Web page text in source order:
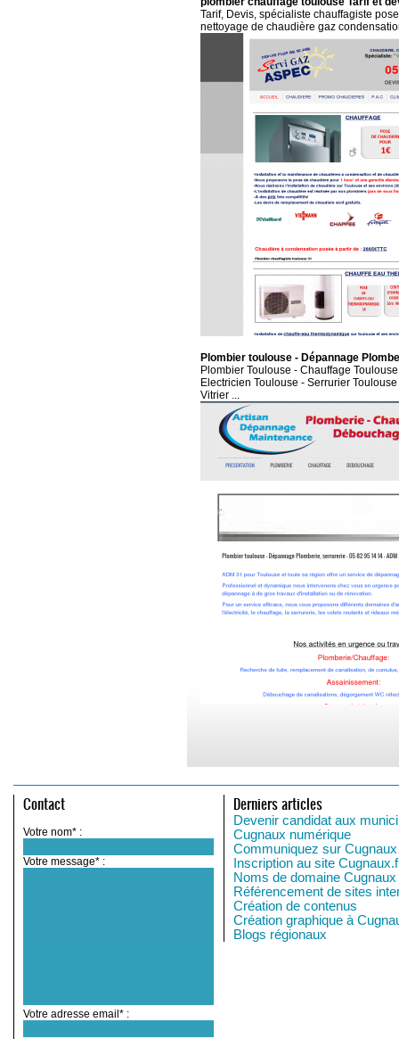
Tarif, Devis, spécialiste chauffagiste
nettoyage de chaudière gaz
Plombier toulouse - Dépannage
Plombier Toulouse - Chauffage
Electricien Toulouse - Serrurier
Vitrier ...
Contact
Votre nom* :
Votre message* :
Votre adresse email* :
Derniers articles
Devenir candidat aux
Cugnaux numérique
Communiquez sur Cugnaux
Inscription au site
Noms de domaine Cugnaux
Référencement de sites
Création de contenus
Création graphique à
Blogs régionaux